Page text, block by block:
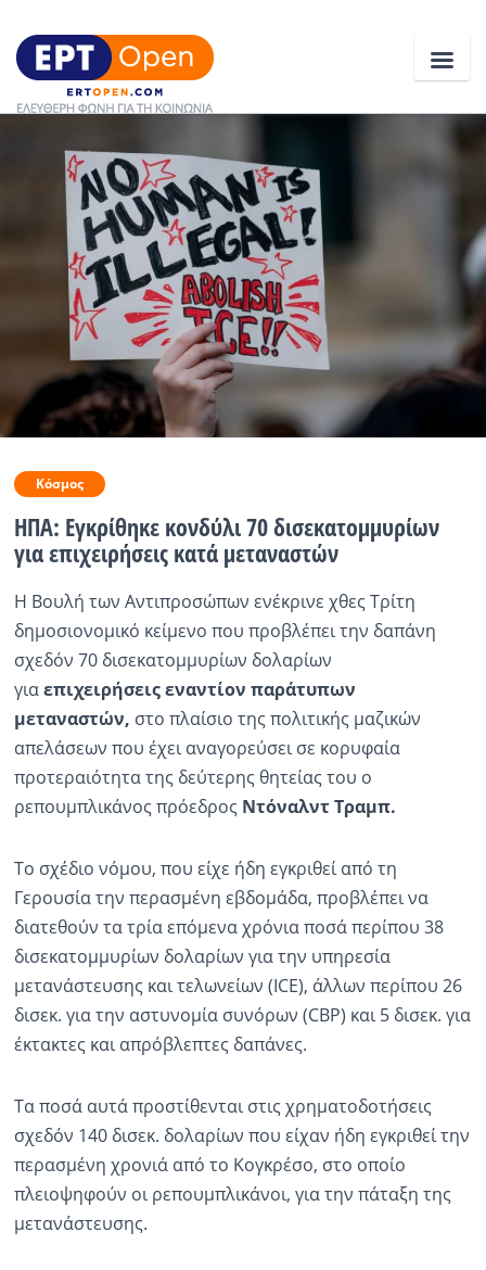
Ειδήσεις
Ελλάδα
Κοινωνία
Πολιτική
Οικονομία
Αθλητικά
Ραδιόφωνο LIVE
Εκπομπές
Πολιτισμός
Κόσμος
ΗΠΑ: Εγκρίθηκε κονδύλι 70 δισεκατομμυρίων
για επιχειρήσεις κατά μεταναστών
Η Βουλή των Αντιπροσώπων ενέκρινε χθες Τρίτη
δημοσιονομικό κείμενο που προβλέπει την δαπάνη
σχεδόν 70 δισεκατομμυρίων δολαρίων
γιαεπιχειρήσεις εναντίον παράτυπων
μεταναστών, στο πλαίσιο της πολιτικής μαζικών
απελάσεων που έχει αναγορεύσει σε κορυφαία
προτεραιότητα της δεύτερης θητείας του ο
ρεπουμπλικάνος πρόεδρος Ντόναλντ Τραμπ.
Το σχέδιο νόμου, που είχε ήδη εγκριθεί από τη
Γερουσία την περασμένη εβδομάδα, προβλέπει να
διατεθούν τα τρία επόμενα χρόνια ποσά περίπου 38
δισεκατομμυρίων δολαρίων για την υπηρεσία
μετανάστευσης και τελωνείων (ICE), άλλων περίπου 26
δισεκ. για την αστυνομία συνόρων (CBP) και 5 δισεκ. για
έκτακτες και απρόβλεπτες δαπάνες.
Τα ποσά αυτά προστίθενται στις χρηματοδοτήσεις
σχεδόν 140 δισεκ. δολαρίων που είχαν ήδη εγκριθεί την
περασμένη χρονιά από το Κογκρέσο, στο οποίο
πλειοψηφούν οι ρεπουμπλικάνοι, για την πάταξη της
μετανάστευσης.